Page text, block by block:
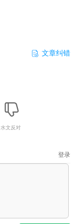
文章纠错
水文反对
登录